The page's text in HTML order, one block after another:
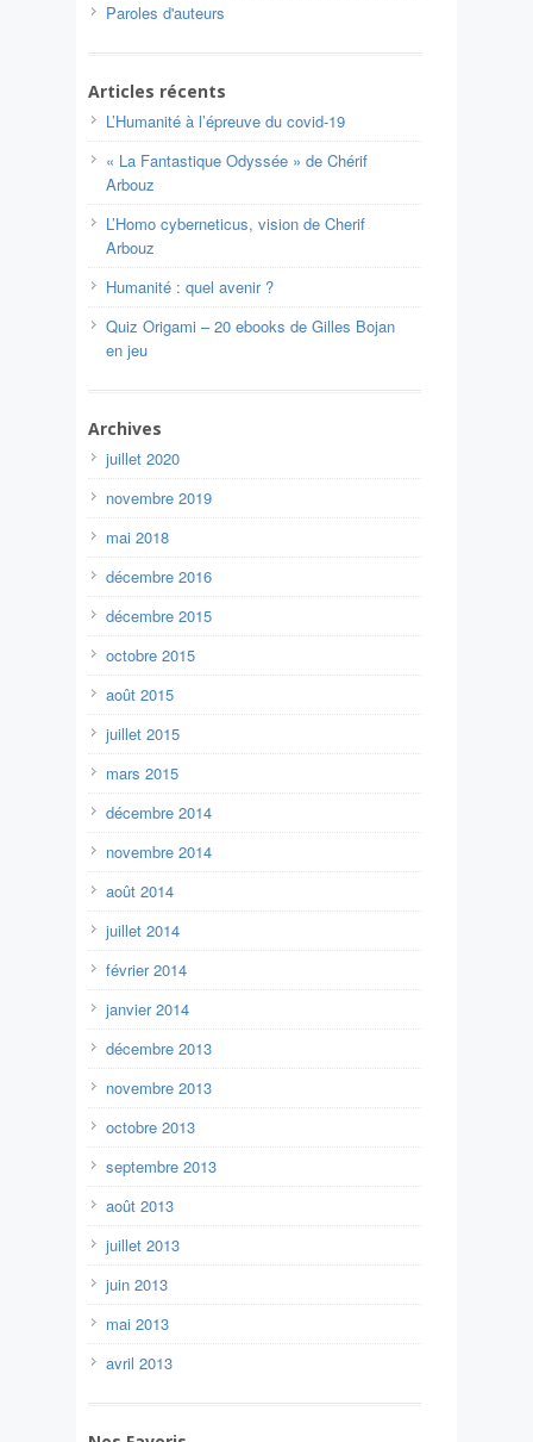
Paroles d'auteurs
Articles récents
L’Humanité à l’épreuve du covid-19
« La Fantastique Odyssée » de Chérif
Arbouz
L’Homo cyberneticus, vision de Cherif
Arbouz
Humanité : quel avenir ?
Quiz Origami – 20 ebooks de Gilles Bojan
en jeu
Archives
juillet 2020
novembre 2019
mai 2018
décembre 2016
décembre 2015
octobre 2015
août 2015
juillet 2015
mars 2015
décembre 2014
novembre 2014
août 2014
juillet 2014
février 2014
janvier 2014
décembre 2013
novembre 2013
octobre 2013
septembre 2013
août 2013
juillet 2013
juin 2013
mai 2013
avril 2013